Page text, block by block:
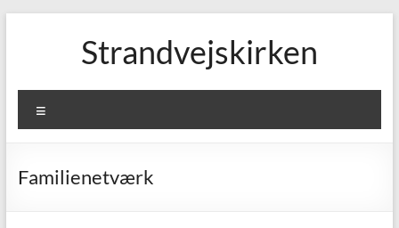
Strandvejskirken
Familienetværk